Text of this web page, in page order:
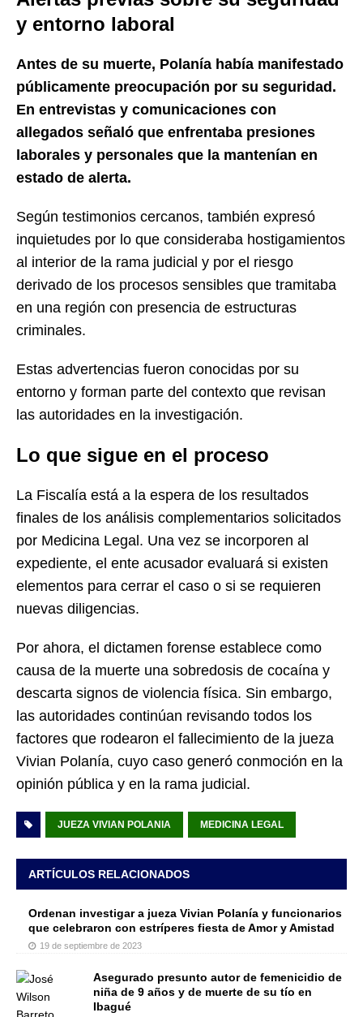
y entorno laboral
Antes de su muerte, Polanía había manifestado
públicamente preocupación por su seguridad.
En entrevistas y comunicaciones con
allegados señaló que enfrentaba presiones
laborales y personales que la mantenían en
estado de alerta.
Según testimonios cercanos, también expresó
inquietudes por lo que consideraba hostigamientos
al interior de la rama judicial y por el riesgo
derivado de los procesos sensibles que tramitaba
en una región con presencia de estructuras
criminales.
Estas advertencias fueron conocidas por su
entorno y forman parte del contexto que revisan
las autoridades en la investigación.
Lo que sigue en el proceso
La Fiscalía está a la espera de los resultados
finales de los análisis complementarios solicitados
por Medicina Legal. Una vez se incorporen al
expediente, el ente acusador evaluará si existen
elementos para cerrar el caso o si se requieren
nuevas diligencias.
Por ahora, el dictamen forense establece como
causa de la muerte una sobredosis de cocaína y
descarta signos de violencia física. Sin embargo,
las autoridades continúan revisando todos los
factores que rodearon el fallecimiento de la jueza
Vivian Polanía, cuyo caso generó conmoción en la
opinión pública y en la rama judicial.
JUEZA VIVIAN POLANIA MEDICINA LEGAL
ARTÍCULOS RELACIONADOS
Ordenan investigar a jueza Vivian Polanía y funcionarios
que celebraron con estríperes fiesta de Amor y Amistad
19 de septiembre de 2023
Asegurado presunto autor de femenicidio de
niña de 9 años y de muerte de su tío en
Ibagué